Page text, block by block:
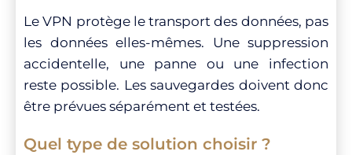
Le VPN protège le transport des données, pas
les données elles-mêmes. Une suppression
accidentelle, une panne ou une infection
reste possible. Les sauvegardes doivent donc
être prévues séparément et testées.
Quel type de solution choisir ?